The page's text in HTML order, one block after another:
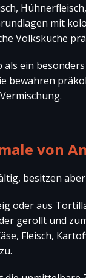
mit
Volksküche
ein
bewahren
von
besitzen
oder aus
gerollt und
Fleisch,